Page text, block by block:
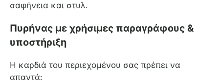
σαφήνεια και στυλ.
Πυρήνας με χρήσιμες παραγράφους &
υποστήριξη
Η καρδιά του περιεχομένου σας πρέπει να
απαντά: